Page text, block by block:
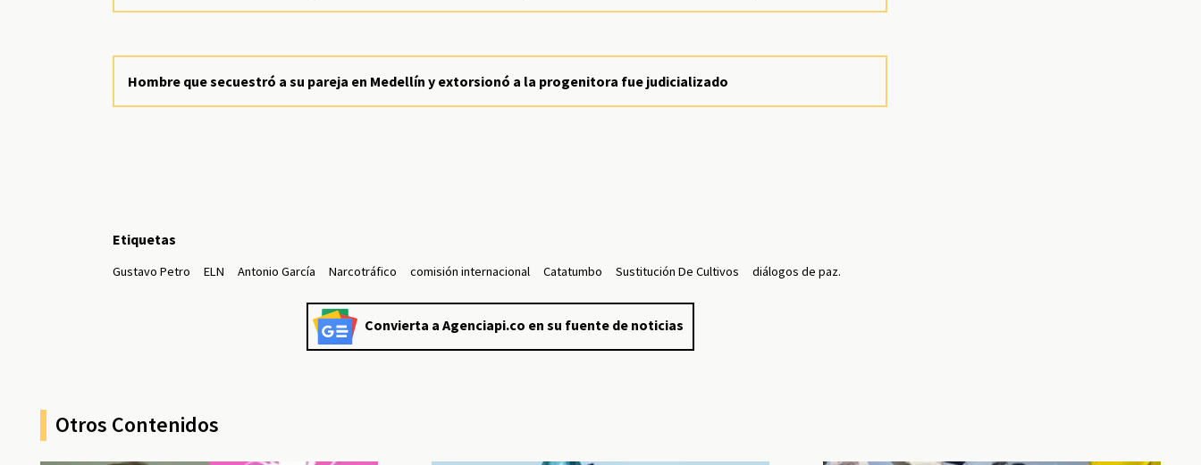
Hombre que secuestró a su pareja en Medellín y extorsionó a la progenitora fue judicializado
Etiquetas
Gustavo Petro ELN Antonio García Narcotráfico comisión internacional Catatumbo Sustitución De Cultivos diálogos de paz.
Convierta a Agenciapi.co en su fuente de noticias
Otros Contenidos